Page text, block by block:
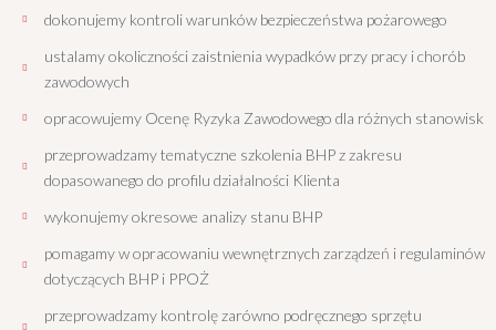
dokonujemy kontroli warunków bezpieczeństwa pożarowego
ustalamy okoliczności zaistnienia wypadków przy pracy i chorób
zawodowych
opracowujemy Ocenę Ryzyka Zawodowego dla różnych stanowisk
przeprowadzamy tematyczne szkolenia BHP z zakresu
dopasowanego do profilu działalności Klienta
wykonujemy okresowe analizy stanu BHP
pomagamy w opracowaniu wewnętrznych zarządzeń i regulaminów
dotyczących BHP i PPOŻ
przeprowadzamy kontrolę zarówno podręcznego sprzętu